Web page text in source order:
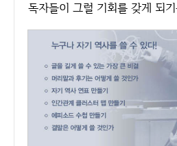
독자들이 그럴 기회를 갖게 되